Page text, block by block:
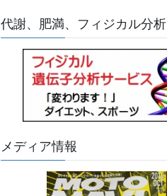
代謝、肥満、フィジカル分析
メディア情報